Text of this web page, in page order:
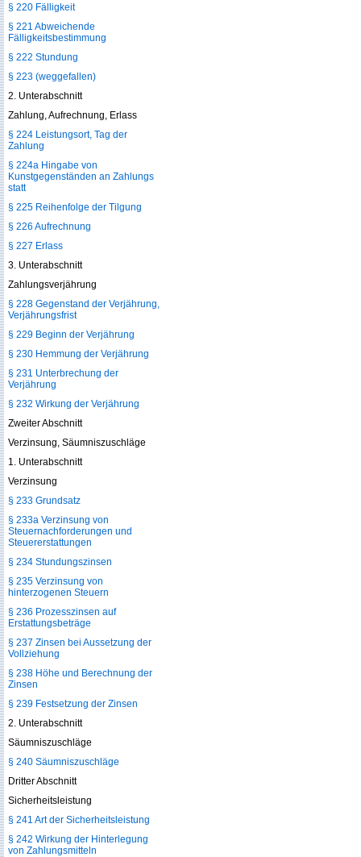
§ 220 Fälligkeit
§ 221 Abweichende
Fälligkeitsbestimmung
§ 222 Stundung
§ 223 (weggefallen)
2. Unterabschnitt
Zahlung, Aufrechnung, Erlass
§ 224 Leistungsort, Tag der
Zahlung
§ 224a Hingabe von
Kunstgegenständen an Zahlungs
statt
§ 225 Reihenfolge der Tilgung
§ 226 Aufrechnung
§ 227 Erlass
3. Unterabschnitt
Zahlungsverjährung
§ 228 Gegenstand der Verjährung,
Verjährungsfrist
§ 229 Beginn der Verjährung
§ 230 Hemmung der Verjährung
§ 231 Unterbrechung der
Verjährung
§ 232 Wirkung der Verjährung
Zweiter Abschnitt
Verzinsung, Säumniszuschläge
1. Unterabschnitt
Verzinsung
§ 233 Grundsatz
§ 233a Verzinsung von
Steuernachforderungen und
Steuererstattungen
§ 234 Stundungszinsen
§ 235 Verzinsung von
hinterzogenen Steuern
§ 236 Prozesszinsen auf
Erstattungsbeträge
§ 237 Zinsen bei Aussetzung der
Vollziehung
§ 238 Höhe und Berechnung der
Zinsen
§ 239 Festsetzung der Zinsen
2. Unterabschnitt
Säumniszuschläge
§ 240 Säumniszuschläge
Dritter Abschnitt
Sicherheitsleistung
§ 241 Art der Sicherheitsleistung
§ 242 Wirkung der Hinterlegung
von Zahlungsmitteln